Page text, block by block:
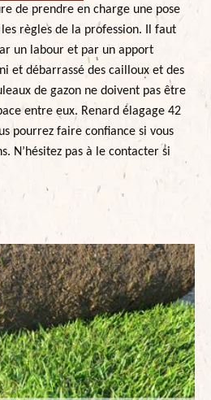
de prendre en charge une pose
règles de la profession. Il faut
un labour et par un apport
et débarrassé des cailloux et des
de gazon ne doivent pas être
entre eux. Renard élagage 42
pourrez faire confiance si vous
N’hésitez pas à le contacter si